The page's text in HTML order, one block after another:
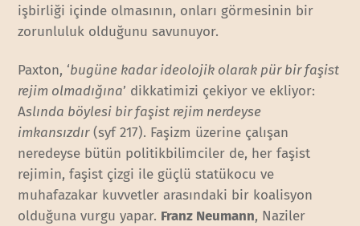
işbirliği içinde olmasının, onları görmesinin bir
zorunluluk olduğunu savunuyor.
Paxton, ‘bugüne kadar ideolojik olarak pür bir faşist
rejim olmadığına’ dikkatimizi çekiyor ve ekliyor:
Aslında böylesi bir faşist rejim nerdeyse
imkansızdır(syf 217). Faşizm üzerine çalışan
neredeyse bütün politikbilimciler de, her faşist
rejimin, faşist çizgi ile güçlü statükocu ve
muhafazakar kuvvetler arasındaki bir koalisyon
olduğuna vurgu yapar. Franz Neumann, Naziler